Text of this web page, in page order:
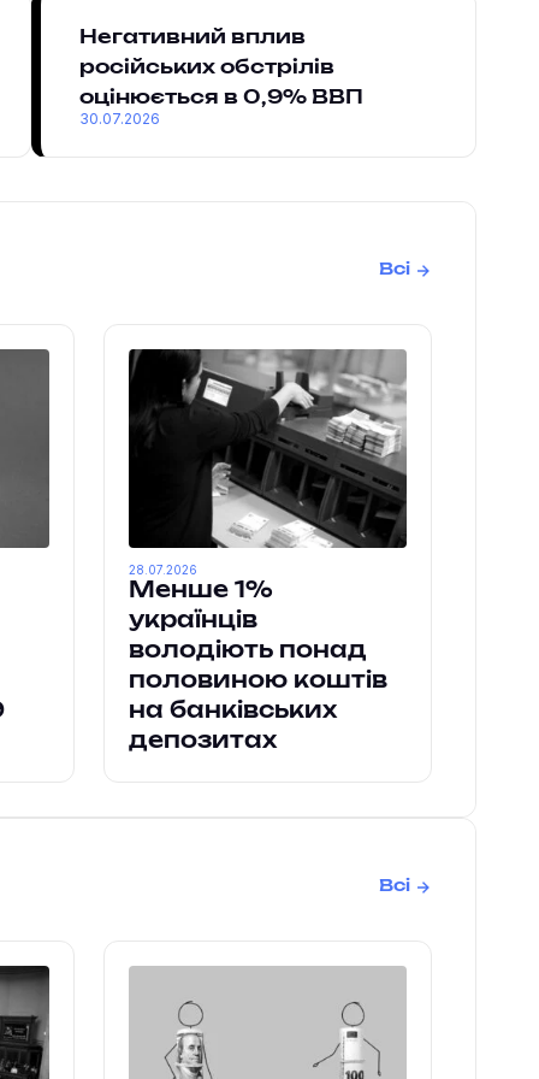
Негативний вплив
російських обстрілів
оцінюється в 0,9% ВВП
30.07.2026
Всі
Менше 1%
українців
володіють понад
половиною коштів
на банківських
депозитах
28.07.2026
Всі